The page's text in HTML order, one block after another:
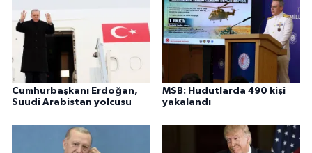
Cumhurbaşkanı Erdoğan,
Suudi Arabistan yolcusu
MSB: Hudutlarda 490 kişi
yakalandı